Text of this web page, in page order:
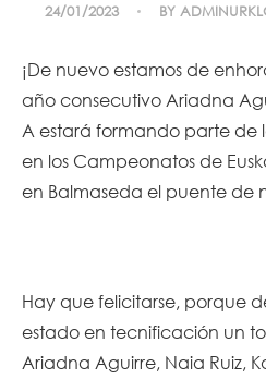
24/01/2023 BY
¡De nuevo estamos de
año consecutivo Ariadna
A estará formando parte de
en los Campeonatos de
en Balmaseda el puente de
Hay que felicitarse, porque
estado en tecnificación un
Ariadna Aguirre, Naia Ruiz,